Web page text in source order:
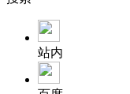
站内